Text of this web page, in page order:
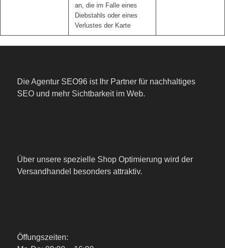
an, die im Falle eines
Diebstahls oder eines
Verlustes der Karte
Die Agentur SEO96 ist Ihr Partner für nachhaltiges
SEO und mehr Sichtbarkeit im Web.
Über unsere spezielle Shop Optimierung wird der
Versandhandel besonders attraktiv.
Öffungszeiten: